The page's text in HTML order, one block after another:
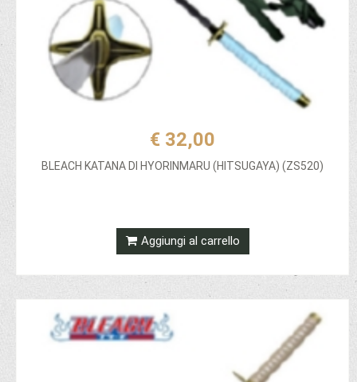
€ 32,00
BLEACH KATANA DI HYORINMARU (HITSUGAYA) (ZS520)
Aggiungi al carrello